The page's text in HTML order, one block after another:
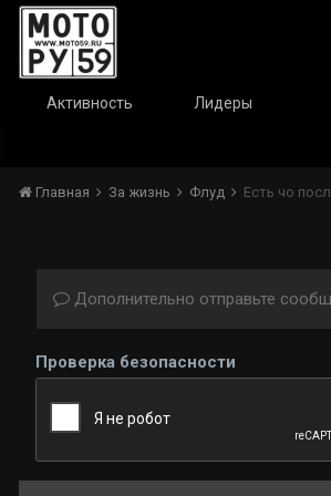
Активность Лидеры
Главная За жизнь Флуд Есть чо
Дополнительно отправьте
Проверка безопасности